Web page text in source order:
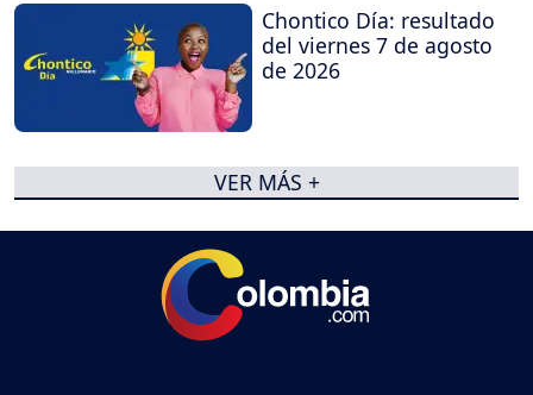
Chontico Día: resultado
del viernes 7 de agosto
de 2026
VER MÁS +